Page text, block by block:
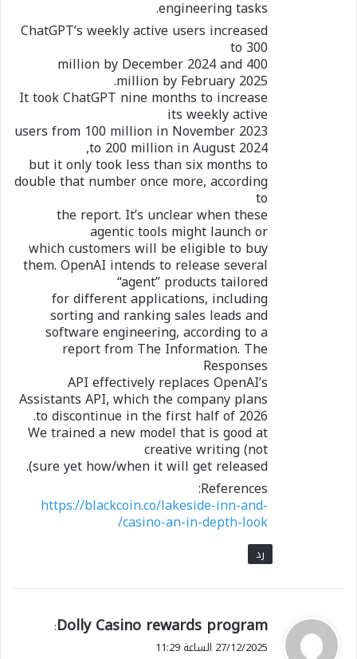
engineering tasks.
ChatGPT’s weekly active users increased
to 300
million by December 2024 and 400
million by February 2025.
It took ChatGPT nine months to increase
its weekly active
users from 100 million in November 2023
to 200 million in August 2024,
but it only took less than six months to
double that number once more, according
to
the report. It’s unclear when these
agentic tools might launch or
which customers will be eligible to buy
them. OpenAI intends to release several
“agent” products tailored
for different applications, including
sorting and ranking sales leads and
software engineering, according to a
report from The Information. The
Responses
API effectively replaces OpenAI’s
Assistants API, which the company plans
to discontinue in the first half of 2026.
We trained a new model that is good at
creative writing (not
sure yet how/when it will get released).
References:
https://blackcoin.co/lakeside-inn-and-
casino-an-in-depth-look/
رد
ي
ق
Dolly Casino rewards program
:
27/12/2025 الساعة 11:29